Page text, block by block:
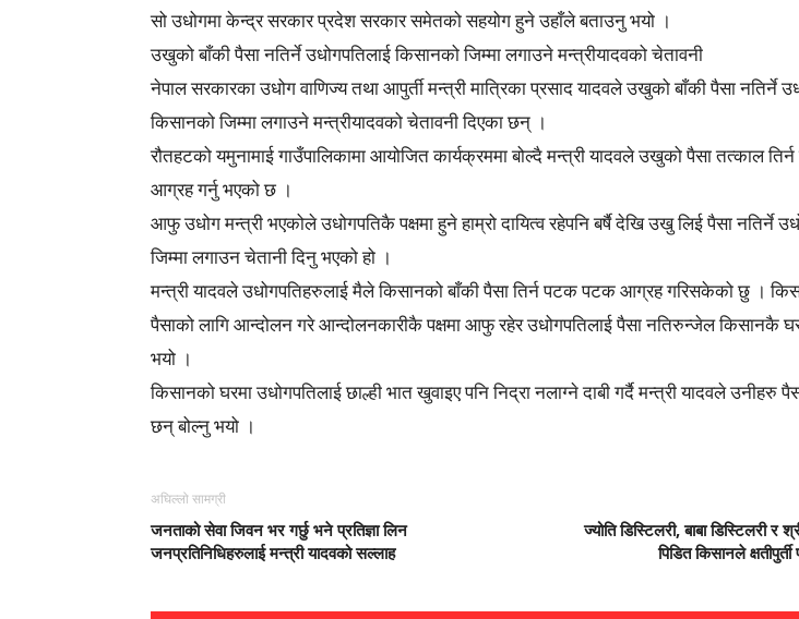
सो उधोगमा केन्द्र सरकार प्रदेश सरकार समेतको सहयोग हुने उहाँले बताउनु भयो ।
उखुको बाँकी पैसा नतिर्ने उधोगपतिलाई किसानको जिम्मा लगाउने मन्त्रीयादवको चेतावनी
नेपाल सरकारका उधोग वाणिज्य तथा आपुर्ती मन्त्री मात्रिका प्रसाद यादवले उखुको बाँकी पैसा नतिर्ने
किसानको जिम्मा लगाउने मन्त्रीयादवको चेतावनी दिएका छन् ।
रौतहटको यमुनामाई गाउँपालिकामा आयोजित कार्यक्रममा बोल्दै मन्त्री यादवले उखुको पैसा तत्काल
आग्रह गर्नु भएको छ ।
आफु उधोग मन्त्री भएकोले उधोगपतिकै पक्षमा हुने हाम्रो दायित्व रहेपनि बर्षै देखि उखु लिई पैसा नतिर्ने
जिम्मा लगाउन चेतानी दिनु भएको हो ।
मन्त्री यादवले उधोगपतिहरुलाई मैले किसानको बाँकी पैसा तिर्न पटक पटक आग्रह गरिसकेको छु ।
पैसाको लागि आन्दोलन गरे आन्दोलनकारीकै पक्षमा आफु रहेर उधोगपतिलाई पैसा नतिरुन्जेल किसानकै
भयो ।
किसानको घरमा उधोगपतिलाई छाल्ही भात खुवाइए पनि निद्रा नलाग्ने दाबी गर्दै मन्त्री यादवले उनीहरु
छन् बोल्नु भयो ।
अघिल्लो सामग्री
जनताको सेवा जिवन भर गर्छु भने प्रतिज्ञा लिन
जनप्रतिनिधिहरुलाई मन्त्री यादवको सल्लाह
ज्योति डिस्टिलरी, बाबा डिस्टिलरी र
पिडित किसानले